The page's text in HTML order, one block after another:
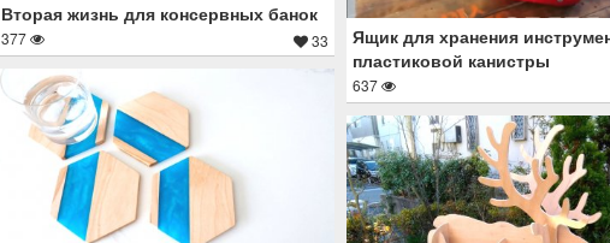
Вторая жизнь для консервных банок
377 33
Ящик для хранения
пластиковой канистры
637